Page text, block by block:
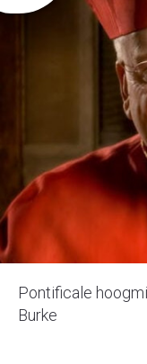
Pontificale
Burke